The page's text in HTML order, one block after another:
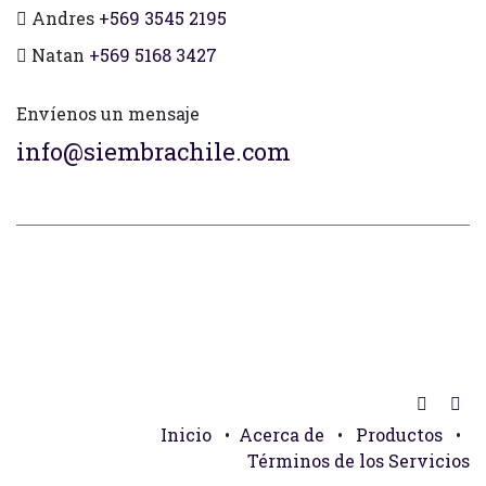
Andres +569 3545 2195
Natan +569 5168 3427
Envíenos un mensaje
info@siembrachile.com
Inicio • Acerca de • Productos
•
Términos de los Servicios